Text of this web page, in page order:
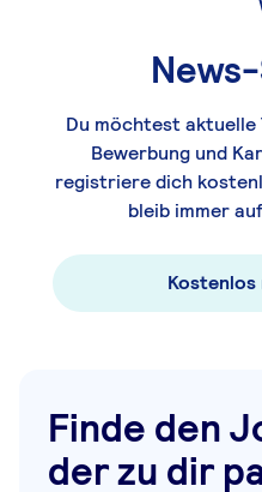
Du möchtest aktuelle
Bewerbung und
registriere dich
bleib immer
Finde den
der zu dir